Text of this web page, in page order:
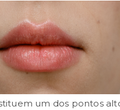
um dos pontos